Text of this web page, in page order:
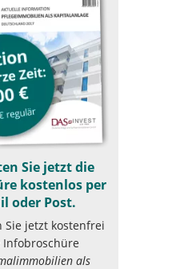
Sie jetzt die
kostenlos per
oder Post.
Sie jetzt kostenfrei
Infobroschüre
als